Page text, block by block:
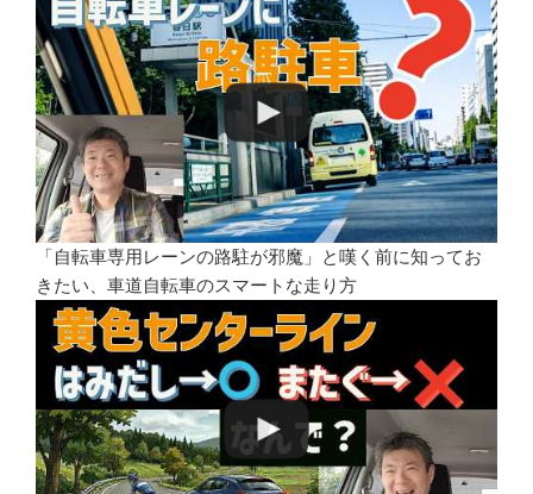
「自転車専用レーンの路駐が邪魔」と嘆く前に知ってお
きたい、車道自転車のスマートな走り方